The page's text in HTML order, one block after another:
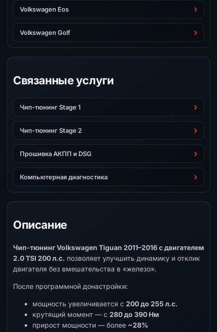
Volkswagen Eos
Volkswagen Golf
Связанные услуги
Чип-тюнинг Stage 1
Чип-тюнинг Stage 2
Прошивка АКПП и DSG
Компьютерная диагностика
Описание
Чип-тюнинг Volkswagen Tiguan 2011–2016 с двигателем
2.0 TSI 200 л.с. позволяет улучшить динамику и отклик
двигателя без вмешательства в «железо».
После программной донастройки:
мощность увеличивается с 200 до 255 л.с.
крутящий момент — с 280 до 390 Нм
прирост мощности — более ~28%